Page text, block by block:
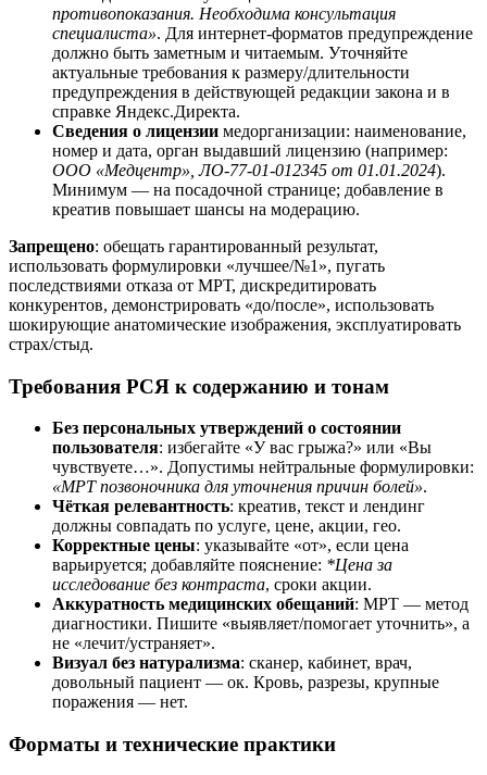
противопоказания. Необходима консультация
специалиста». Для интернет-форматов предупреждение
должно быть заметным и читаемым. Уточняйте
актуальные требования к размеру/длительности
предупреждения в действующей редакции закона и в
справке Яндекс.Директа.
Сведения о лицензии медорганизации: наименование,
номер и дата, орган выдавший лицензию (например:
ООО «Медцентр», ЛО‑77‑01‑012345 от 01.01.2024).
Минимум — на посадочной странице; добавление в
креатив повышает шансы на модерацию.
Запрещено: обещать гарантированный результат,
использовать формулировки «лучшее/№1», пугать
последствиями отказа от МРТ, дискредитировать
конкурентов, демонстрировать «до/после», использовать
шокирующие анатомические изображения, эксплуатировать
страх/стыд.
Требования РСЯ к содержанию и тонам
Без персональных утверждений о состоянии
пользователя: избегайте «У вас грыжа?» или «Вы
чувствуете…». Допустимы нейтральные формулировки:
«МРТ позвоночника для уточнения причин болей».
Чёткая релевантность: креатив, текст и лендинг
должны совпадать по услуге, цене, акции, гео.
Корректные цены: указывайте «от», если цена
варьируется; добавляйте пояснение: *Цена за
исследование без контраста, сроки акции.
Аккуратность медицинских обещаний: МРТ — метод
диагностики. Пишите «выявляет/помогает уточнить», а
не «лечит/устраняет».
Визуал без натурализма: сканер, кабинет, врач,
довольный пациент — ок. Кровь, разрезы, крупные
поражения — нет.
Форматы и технические практики